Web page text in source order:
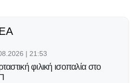
| 21:53
φιλική ισοπαλία στο